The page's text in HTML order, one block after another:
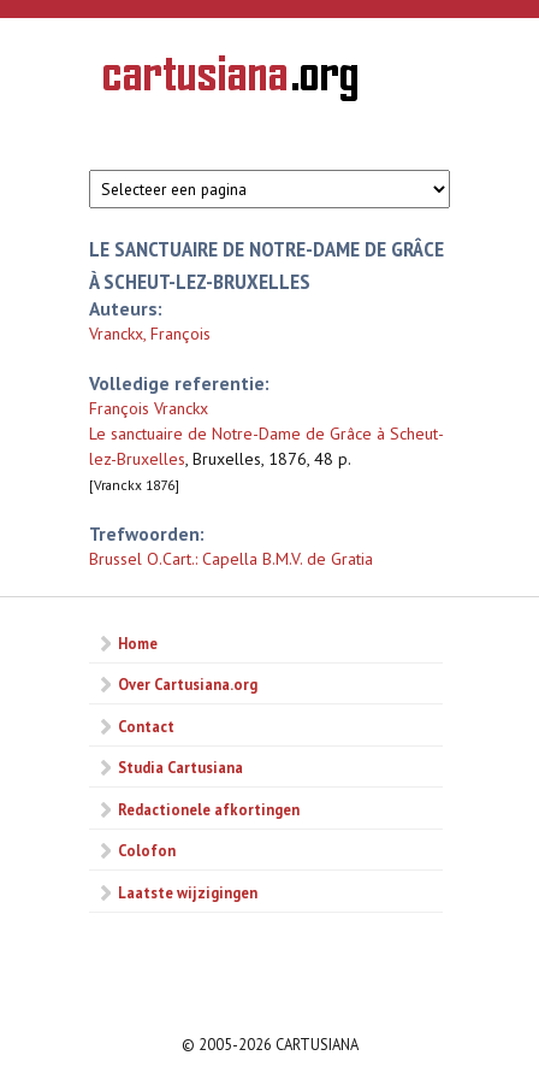
Overslaan en naar de inhoud gaan
CARTUSIANA
Geschiedenis
van de
LE SANCTUAIRE DE NOTRE-DAME DE GRÂCE
À SCHEUT-LEZ-BRUXELLES
Auteurs:
Vranckx, François
Volledige referentie:
François Vranckx
Le sanctuaire de Notre-Dame de Grâce à Scheut-
lez-Bruxelles, Bruxelles, 1876, 48 p.
[Vranckx 1876]
Trefwoorden:
Brussel O.Cart.: Capella B.M.V. de Gratia
Home
Over Cartusiana.org
Contact
Studia Cartusiana
Redactionele afkortingen
Colofon
Laatste wijzigingen
© 2005-2026 CARTUSIANA